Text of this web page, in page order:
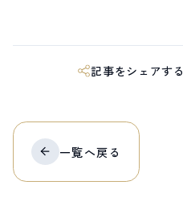
記事をシェアする
一覧へ戻る